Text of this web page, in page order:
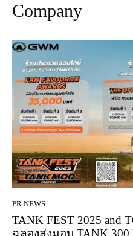
Company
PR NEWS
TANK FEST 2025 and
ฉลองส่งมอบ TANK 300